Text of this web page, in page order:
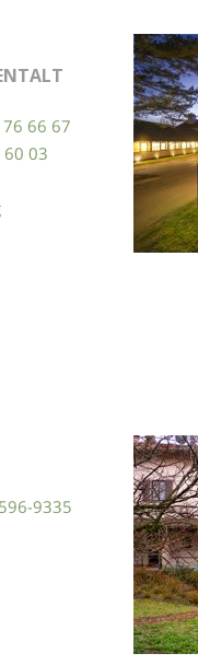
66 67
03
9335